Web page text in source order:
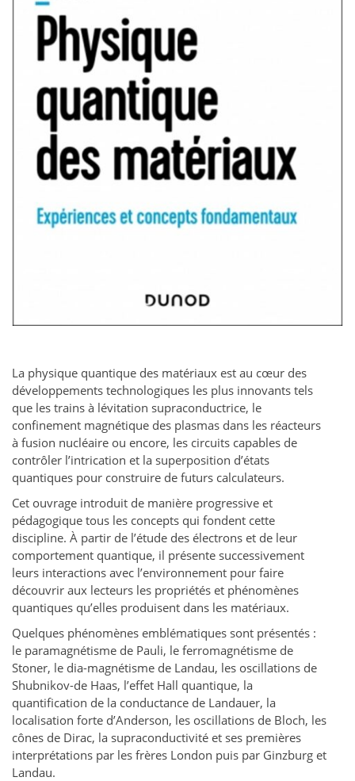
La physique quantique des matériaux est au cœur des
développements technologiques les plus innovants tels
que les trains à lévitation supraconductrice, le
confinement magnétique des plasmas dans les réacteurs
à fusion nucléaire ou encore, les circuits capables de
contrôler l’intrication et la superposition d’états
quantiques pour construire de futurs calculateurs.
Cet ouvrage introduit de manière progressive et
pédagogique tous les concepts qui fondent cette
discipline. À partir de l’étude des électrons et de leur
comportement quantique, il présente successivement
leurs interactions avec l’environnement pour faire
découvrir aux lecteurs les propriétés et phénomènes
quantiques qu’elles produisent dans les matériaux.
Quelques phénomènes emblématiques sont présentés :
le paramagnétisme de Pauli, le ferromagnétisme de
Stoner, le dia-magnétisme de Landau, les oscillations de
Shubnikov-de Haas, l’effet Hall quantique, la
quantification de la conductance de Landauer, la
localisation forte d’Anderson, les oscillations de Bloch, les
cônes de Dirac, la supraconductivité et ses premières
interprétations par les frères London puis par Ginzburg et
Landau.